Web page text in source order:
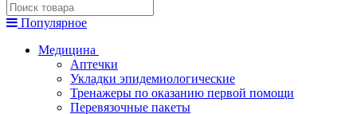
Популярное
Медицина
Аптечки
Укладки эпидемиологические
Тренажеры по оказанию первой помощи
Перевязочные пакеты